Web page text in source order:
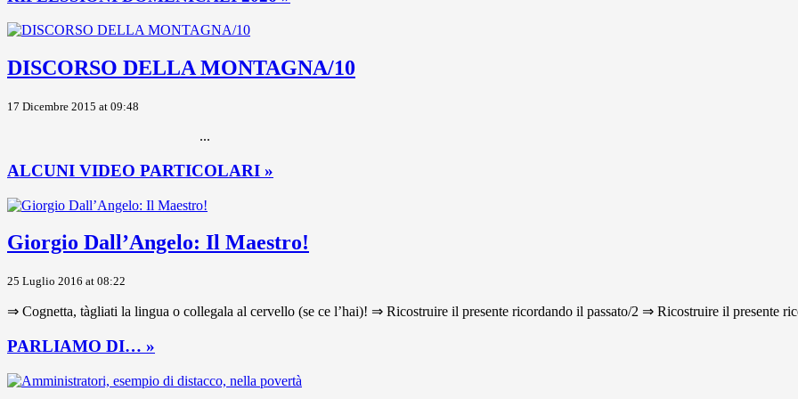
DISCORSO DELLA MONTAGNA/10
17 Dicembre 2015 at 09:48
...
ALCUNI VIDEO PARTICOLARI »
Giorgio Dall’Angelo: Il Maestro!
25 Luglio 2016 at 08:22
⇒ Cognetta, tàgliati la lingua o collegala al cervello (se ce l’hai)! ⇒ Ricostruire il presente ricordando il passato/2 ⇒ Ricostruire il presente
PARLIAMO DI… »